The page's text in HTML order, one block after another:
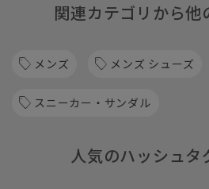
関連カテゴリから他
メンズ メンズ シューズ
スニーカー・サンダル
人気のハッシュタ